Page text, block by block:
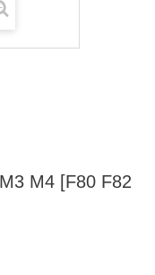
M4 [F80 F82